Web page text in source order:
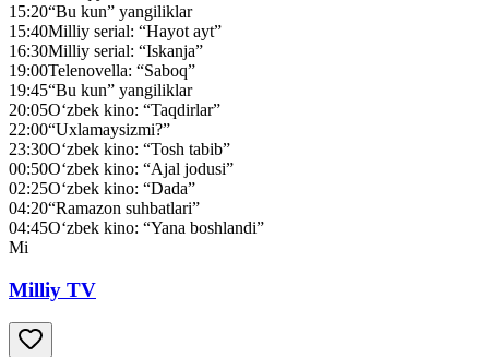
15:20“Bu kun” yangiliklar
15:40Milliy serial: “Hayot ayt”
16:30Milliy serial: “Iskanja”
19:00Telenovella: “Saboq”
19:45“Bu kun” yangiliklar
20:05O‘zbek kino: “Taqdirlar”
22:00“Uxlamaysizmi?”
23:30O‘zbek kino: “Tosh tabib”
00:50O‘zbek kino: “Ajal jodusi”
02:25O‘zbek kino: “Dada”
04:20“Ramazon suhbatlari”
04:45O‘zbek kino: “Yana boshlandi”
Mi
Milliy TV